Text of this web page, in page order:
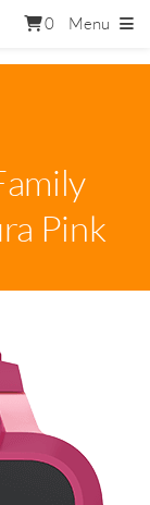
0 Menu
Pink